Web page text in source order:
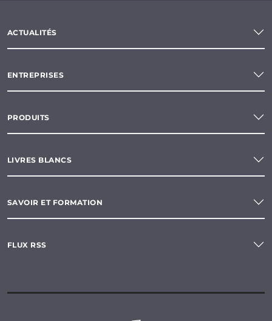
ACTUALITÉS
ENTREPRISES
PRODUITS
LIVRES BLANCS
SAVOIR ET FORMATION
FLUX RSS